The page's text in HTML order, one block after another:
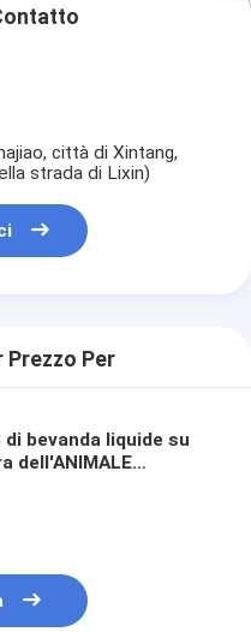
città di Xintang,
strada di Lixin)
Prezzo Per
bevanda liquide su
dell'ANIMALE